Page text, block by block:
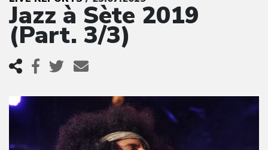
Jazz à Sète 2019
(Part. 3/3)